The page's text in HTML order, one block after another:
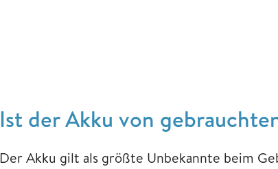
Ist der Akku von
Der Akku gilt als größte Unbekannte beim